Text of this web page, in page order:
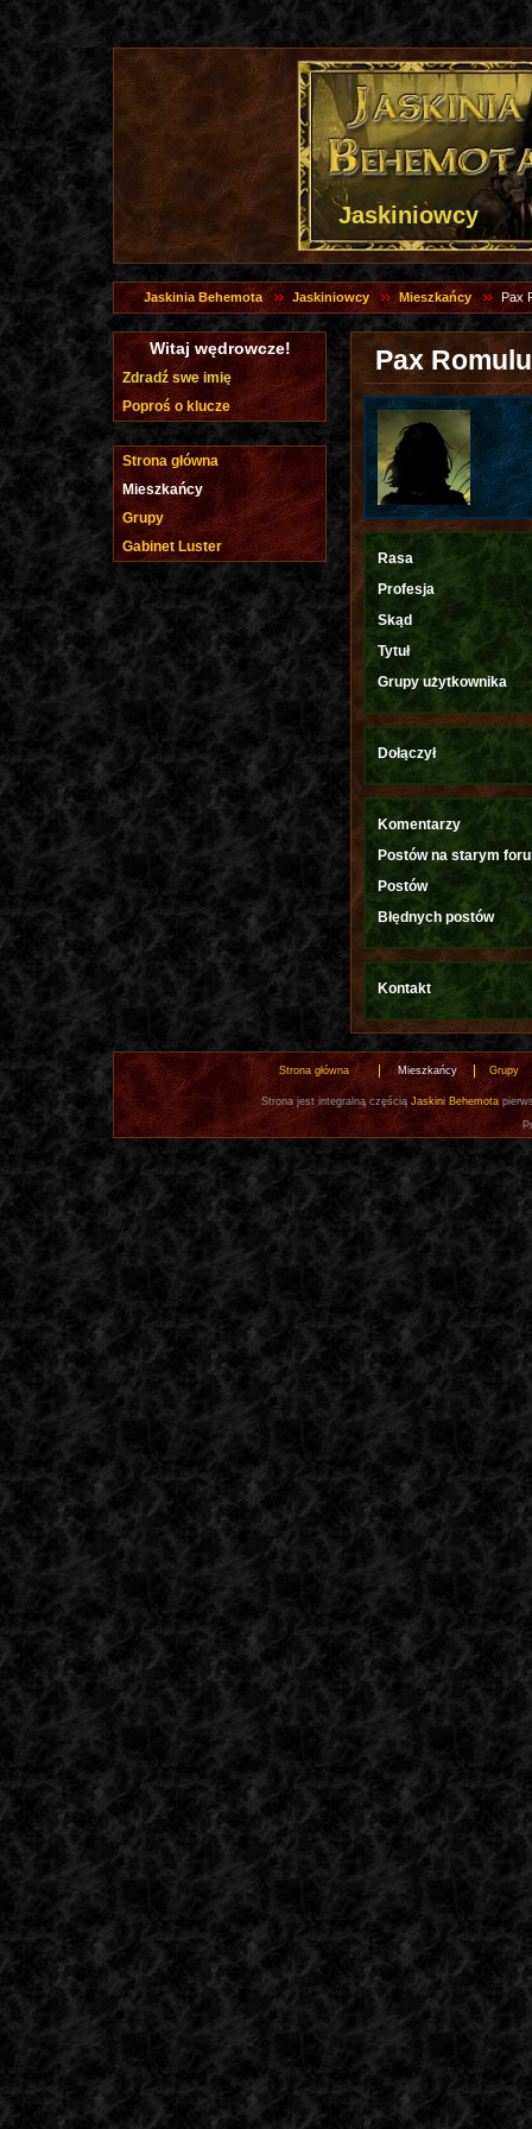
Jaskiniowcy
Jaskinia Behemota Jaskiniowcy Mieszkańcy Pax
Pax
Rasa
Profesja
Skąd
Tytuł
Grupy użytkownika
Dołączył
Komentarzy
Postów na starym
Postów
Błędnych postów
Kontakt
Witaj wędrowcze!
Zdradź swe imię
Poproś o klucze
Strona główna
Mieszkańcy
Grupy
Gabinet Luster
Strona główna Mieszkańcy Grupy
Strona jest integralną częścią Jaskini Behemota